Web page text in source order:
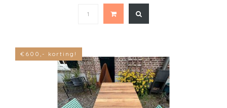
€600,- korting!